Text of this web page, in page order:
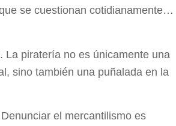
se cuestionan cotidianamente…
La piratería no es únicamente una
sino también una puñalada en la
el mercantilismo es